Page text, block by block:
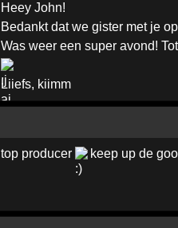
Heey John!
Bedankt dat we gister met je
Was weer een super avond!
Liiefs, kiimm
top producer keep up de